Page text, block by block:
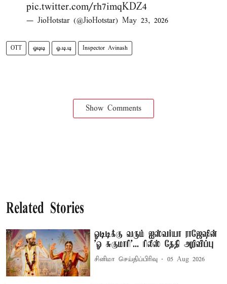
pic.twitter.com/rh7imqKDZ4
— JioHotstar (@JioHotstar) May 23, 2026
OTT ஓடிடி ஓ.டி.டி Inspector Avinash
Show Comments
Related Stories
ஓடிடிக்கு வரும் ஐஸ்வர்யா ராஜேஷின்
'ஓ சுகுமாரி'... ரிலீஸ் தேதி அறிவிப்பு
சினிமா செய்திப்பிரிவு 05 Aug 2026